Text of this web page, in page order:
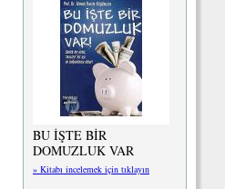
BU İŞTE BİR
DOMUZLUK VAR
» Kitabı incelemek için tıklayın